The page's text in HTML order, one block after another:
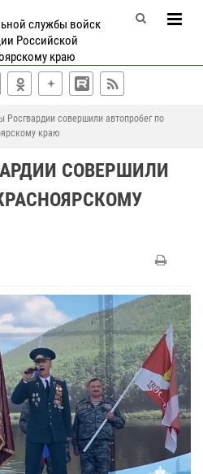
службы войск
Российской
краю
Росгвардии совершили автопробег по
краю
СОВЕРШИЛИ